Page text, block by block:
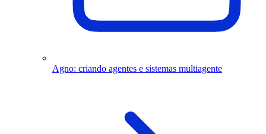
Agno: criando agentes e sistemas multiagente